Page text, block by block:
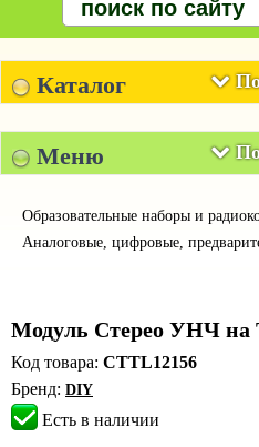
Каталог
Меню
Образовательные наборы и
Аналоговые, цифровые,
Модуль Стерео УНЧ на
Код товара: CTTL12156
Бренд: DIY
Есть в наличии